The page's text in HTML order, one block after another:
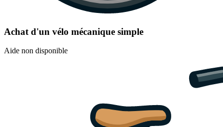
Achat d'un vélo mécanique simple
Aide non disponible